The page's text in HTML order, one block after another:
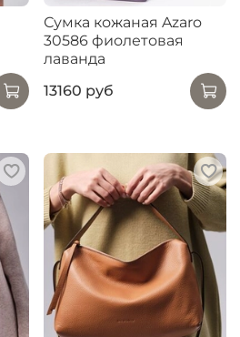
Сумка кожаная Azaro
30586 фиолетовая
лаванда
13160 руб